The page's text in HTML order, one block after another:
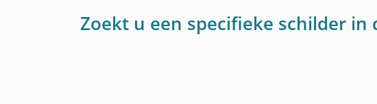
Zoekt u een specifieke schilder in